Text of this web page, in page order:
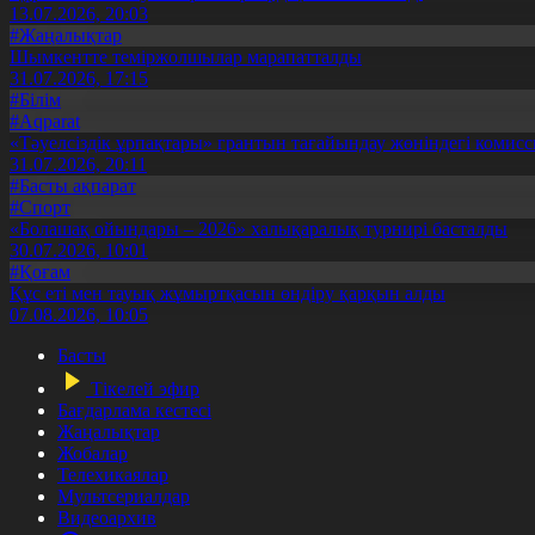
13.07.2026, 20:03
#Жаңалықтар
Шымкентте теміржолшылар марапатталды
31.07.2026, 17:15
#Білім
#Aqparat
«Тәуелсіздік ұрпақтары» грантын тағайындау жөніндегі
31.07.2026, 20:11
#Басты ақпарат
#Спорт
«Болашақ ойындары – 2026» халықаралық турнирі басталды
30.07.2026, 10:01
#Қоғам
Құс еті мен тауық жұмыртқасын өндіру қарқын алды
07.08.2026, 10:05
Басты
Тікелей эфир
Бағдарлама кестесі
Жаңалықтар
Жобалар
Телехикаялар
Мультсериалдар
Видеоархив